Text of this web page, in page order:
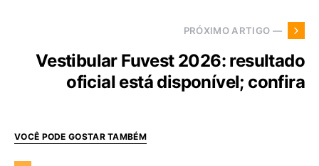
PRÓXIMO ARTIGO —
Vestibular Fuvest 2026: resultado
oficial está disponível; confira
VOCÊ PODE GOSTAR TAMBÉM